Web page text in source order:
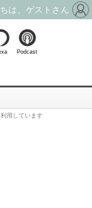
用しています
Podcast
は、ゲストさん